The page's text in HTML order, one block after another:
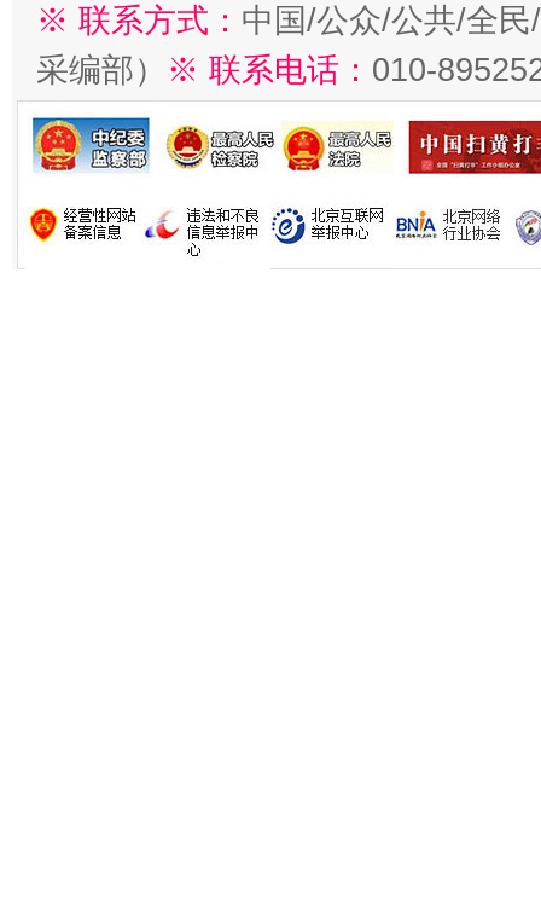
※ 联系方式： 中国/公众/公共/全
采编部） ※ 联系电话： 010-